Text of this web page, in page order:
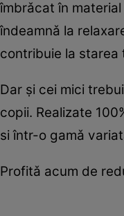
îmbrǎcat în
îndeamnǎ la
contribuie la starea
Dar ṣi cei mici
copii. Realizate
si într-o gamǎ
Profitǎ acum de